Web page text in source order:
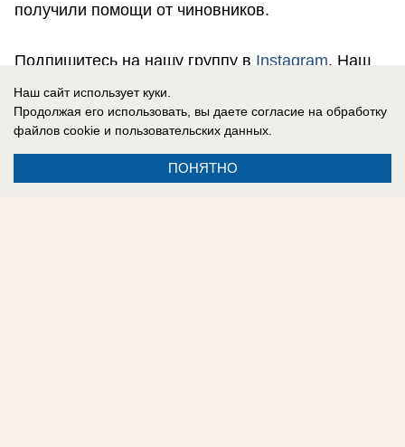
получили помощи от чиновников.
Подпишитесь на нашу группу в Instagram. Наш
сайт в
соцсетях:Одноклассники,Facebook,ВКонтакте,
Telegram.
Наш сайт использует куки.
Продолжая его использовать, вы даете согласие на обработку
файлов cookie и пользовательских данных.
ПОНЯТНО